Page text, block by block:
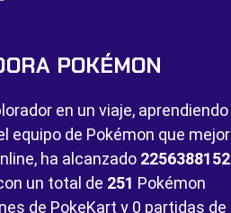
POKÉMON
en un viaje, aprendiendo
equipo de Pokémon que mejor
ha alcanzado 2256388152
un total de 251 Pokémon
de PokeKart y 0 partidas de